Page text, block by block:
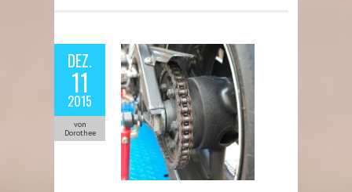
DEZ.
11
2015
von
Dorothee